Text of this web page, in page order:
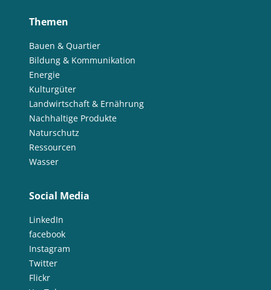
Themen
Bauen & Quartier
Bildung & Kommunikation
Energie
Kulturgüter
Landwirtschaft & Ernährung
Nachhaltige Produkte
Naturschutz
Ressourcen
Wasser
Social Media
LinkedIn
facebook
Instagram
Twitter
Flickr